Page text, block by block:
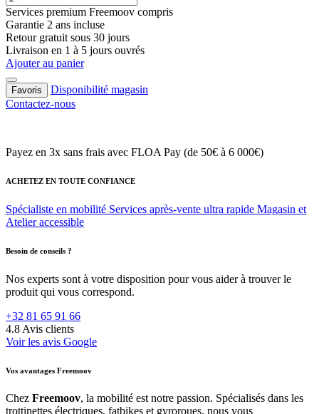
Services premium Freemoov compris
Garantie 2 ans incluse
Retour gratuit sous 30 jours
Livraison en 1 à 5 jours ouvrés
Ajouter au panier
Favoris
Disponibilité magasin
Contactez-nous
Payez en 3x sans frais avec FLOA Pay (de 50€ à 6 000€)
ACHETEZ EN TOUTE CONFIANCE
Spécialiste en mobilité Services après-vente ultra rapide Magasin et
Atelier accessible
Besoin de conseils ?
Nos experts sont à votre disposition pour vous aider à trouver le
produit qui vous correspond.
+32 81 65 91 66
4.8 Avis clients
Voir les avis Google
Vos avantages Freemoov
Chez Freemoov, la mobilité est notre passion. Spécialisés dans les
trottinettes électriques, fatbikes et gyroroues, nous vous